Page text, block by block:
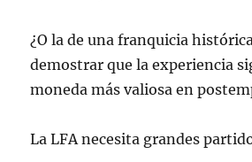
¿O la de una franquicia
demostrar que la experiencia
moneda más valiosa en
La LFA necesita grandes